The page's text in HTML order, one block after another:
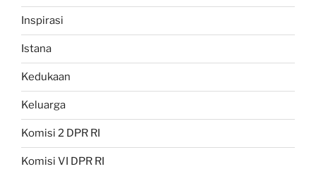
Inspirasi
Istana
Kedukaan
Keluarga
Komisi 2 DPR RI
Komisi VI DPR RI